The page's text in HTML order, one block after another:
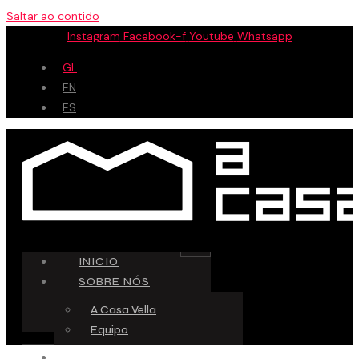
Saltar ao contido
Instagram Facebook-f Youtube Whatsapp
GL
EN
ES
INICIO
SOBRE NÓS
A Casa Vella
Equipo